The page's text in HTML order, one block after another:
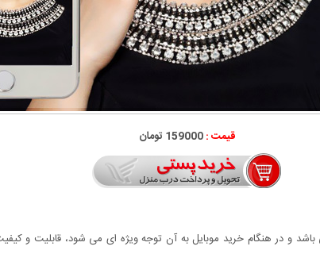
قیمت :159000 تومان
و در هنگام خرید موبایل به آن توجه ویژه ای می شود، قابلیت و